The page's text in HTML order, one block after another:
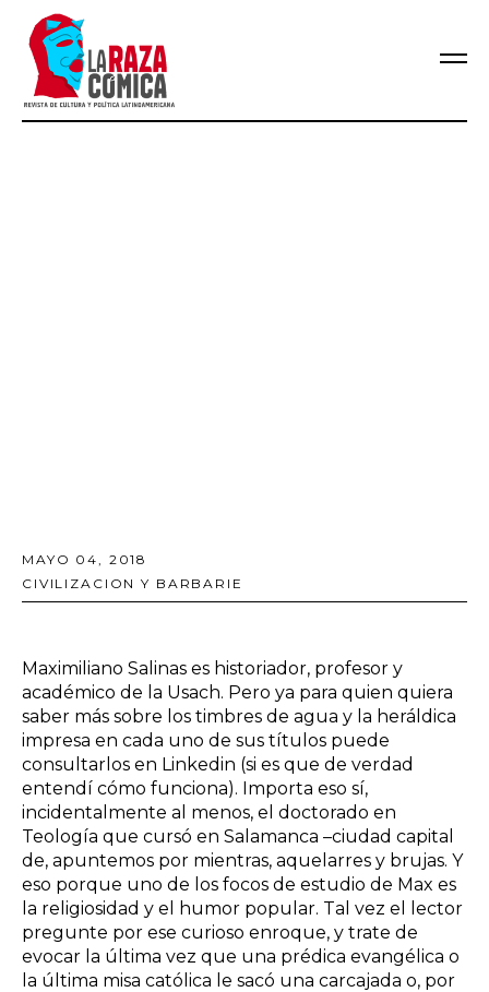
MAYO 04, 2018
CIVILIZACION Y BARBARIE
Maximiliano Salinas es historiador, profesor y
académico de la Usach. Pero ya para quien quiera
saber más sobre los timbres de agua y la heráldica
impresa en cada uno de sus títulos puede
consultarlos en Linkedin (si es que de verdad
entendí cómo funciona). Importa eso sí,
incidentalmente al menos, el doctorado en
Teología que cursó en Salamanca –ciudad capital
de, apuntemos por mientras, aquelarres y brujas. Y
eso porque uno de los focos de estudio de Max es
la religiosidad y el humor popular. Tal vez el lector
pregunte por ese curioso enroque, y trate de
evocar la última vez que una prédica evangélica o
la última misa católica le sacó una carcajada o, por